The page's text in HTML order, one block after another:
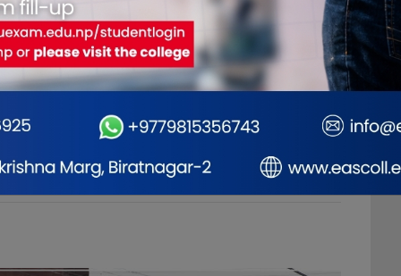
विशिष्ट
हो : राष्ट्रपति पौडेल
आर्थिक वृद्धिलाई समावेशी नबनाए
समृद्धि चुनौतीपूर्ण : डा.
भट्ट
कर